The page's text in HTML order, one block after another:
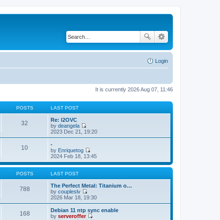
Login
It is currently 2026 Aug 07, 11:46
POSTS LAST POST
32
Re: l2OVC
by deangela
V
i
w
t
h
e
t
e
s
t
o
s
2023 Dec 21, 19:20
10
-
by Enriquetog
V
i
e
t
h
l
a
t
e
2024 Feb 18, 13:45
POSTS LAST POST
788
The Perfect Metal: Titanium o…
by coupleslv
V
i
e
w
2026 Mar 18, 19:30
168
Debian 11 ntp sync enable
by serveroffer